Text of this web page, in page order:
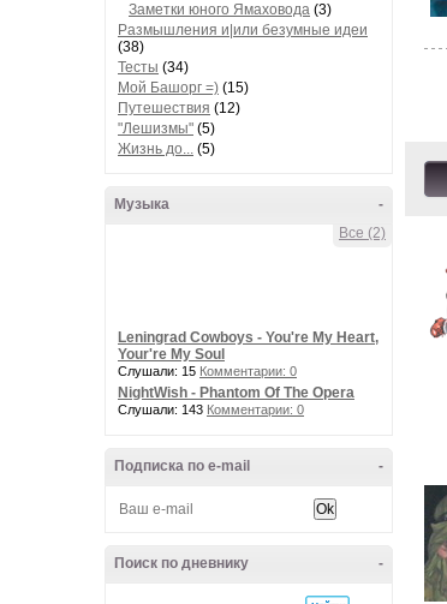
Заметки юного Ямаховода (3)
Размышления и|или безумные идеи
(38)
Тесты (34)
Мой Башорг =) (15)
Путешествия (12)
"Лешизмы" (5)
Жизнь до... (5)
-
Музыка
Все (2)
Leningrad Cowboys - You're My Heart,
Your're My Soul
Слушали: 15 Комментарии: 0
NightWish - Phantom Of The Opera
Слушали: 143 Комментарии: 0
-
Подписка по e-mail
-
Поиск по дневнику